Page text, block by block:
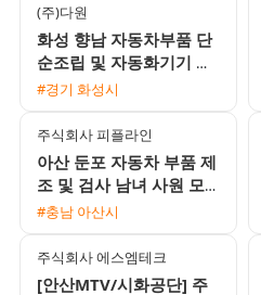
(주)다원
화성 향남 자동차부품 단
순조립 및 자동화기기 조
작원 모집 주간고정 유류
#경기 화성시
주식회사 피플라인
아산 둔포 자동차 부품 제
조 및 검사 남녀 사원 모
집 통근버스 운행 및 교통
#충남 아산시
주식회사 에스엠테크
[안산MTV/시화공단] 주